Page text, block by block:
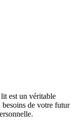
est un véritable
besoins de votre futur